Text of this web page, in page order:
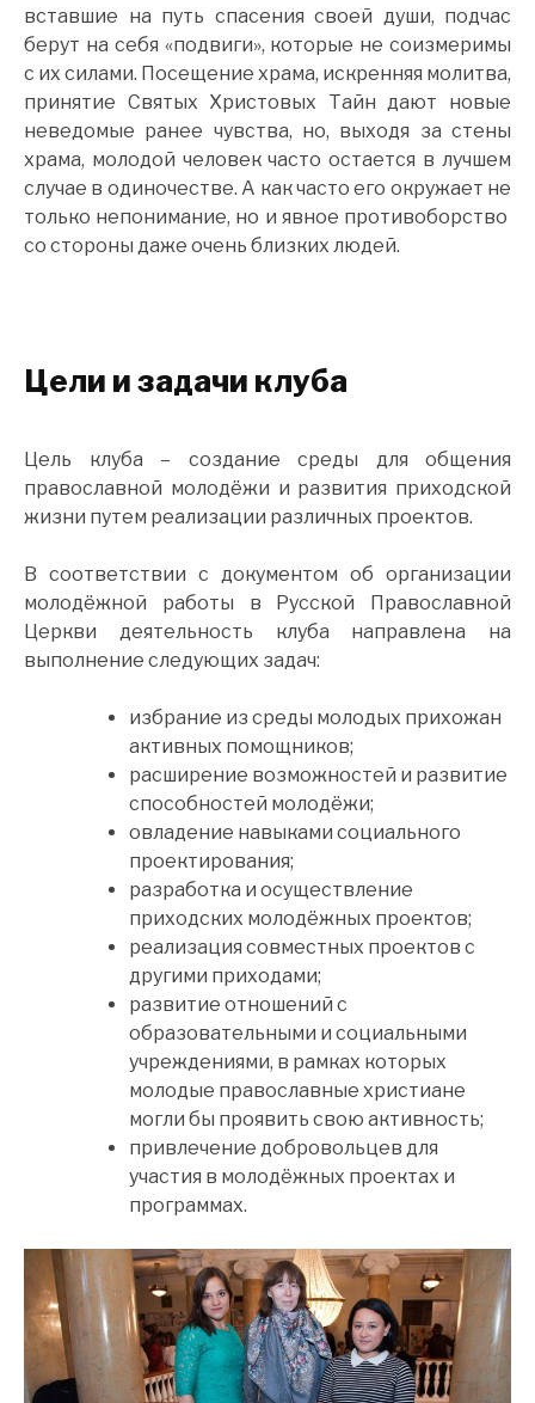
вставшие на путь спасения своей души, подчас
берут на себя «подвиги», которые не соизмеримы
с их силами. Посещение храма, искренняя молитва,
принятие Святых Христовых Тайн дают новые
неведомые ранее чувства, но, выходя за стены
храма, молодой человек часто остается в лучшем
случае в одиночестве. А как часто его окружает не
только непонимание, но и явное противоборство
со стороны даже очень близких людей.
Цели изадачи клуба
Цель клуба – создание среды для общения
православной молодёжи и развития приходской
жизни путем реализации различных проектов.
В соответствии с документом об организации
молодёжной работы в Русской Православной
Церкви деятельность клуба направлена на
выполнение следующих задач:
избрание из среды молодых прихожан
активных помощников;
расширение возможностей и развитие
способностей молодёжи;
овладение навыками социального
проектирования;
разработка и осуществление
приходских молодёжных проектов;
реализация совместных проектов с
другими приходами;
развитие отношений с
образовательными и социальными
учреждениями, в рамках которых
молодые православные христиане
могли бы проявить свою активность;
привлечение добровольцев для
участия в молодёжных проектах и
программах.